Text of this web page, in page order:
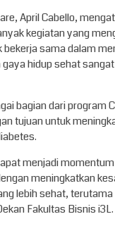
April Cabello,
kegiatan yang
sama dalam
hidup sehat
bagian dari program
tujuan untuk
menjadi
meningkatkan
lebih sehat,
Fakultas Bisnis i3L.